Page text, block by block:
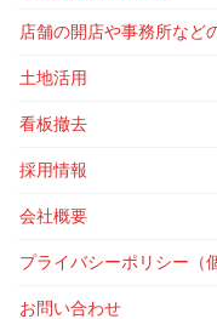
店舗の開店や事務所など
土地活用
看板撤去
採用情報
会社概要
プライバシーポリシー（
お問い合わせ